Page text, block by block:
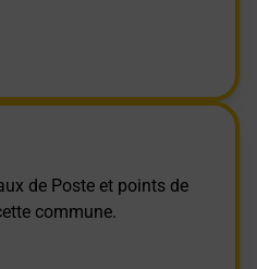
de Poste et points de
commune.